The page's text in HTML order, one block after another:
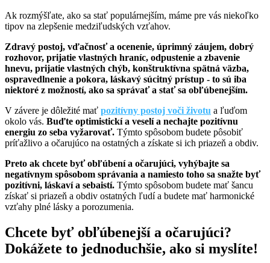
Ak rozmýšľate, ako sa stať populárnejším, máme pre vás niekoľko
tipov na zlepšenie medziľudských vzťahov.
Zdravý postoj, vďačnosť a ocenenie, úprimný záujem, dobrý
rozhovor, prijatie vlastných hraníc, odpustenie a zbavenie
hnevu, prijatie vlastných chýb, konštruktívna spätná väzba,
ospravedlnenie a pokora, láskavý súcitný prístup - to sú iba
niektoré z možností, ako sa správať a stať sa obľúbenejším.
V závere je dôležité mať pozitívny postoj voči životu a ľuďom
okolo vás. Buďte optimistickí a veselí a nechajte pozitívnu
energiu zo seba vyžarovať. Týmto spôsobom budete pôsobiť
príťažlivo a očarujúco na ostatných a získate si ich priazeň a obdiv.
Preto ak chcete byť obľúbení a očarujúci, vyhýbajte sa
negatívnym spôsobom správania a namiesto toho sa snažte byť
pozitívni, láskaví a sebaistí. Týmto spôsobom budete mať šancu
získať si priazeň a obdiv ostatných ľudí a budete mať harmonické
vzťahy plné lásky a porozumenia.
Chcete byť obľúbenejší a očarujúci?
Dokážete to jednoduchšie, ako si myslíte!